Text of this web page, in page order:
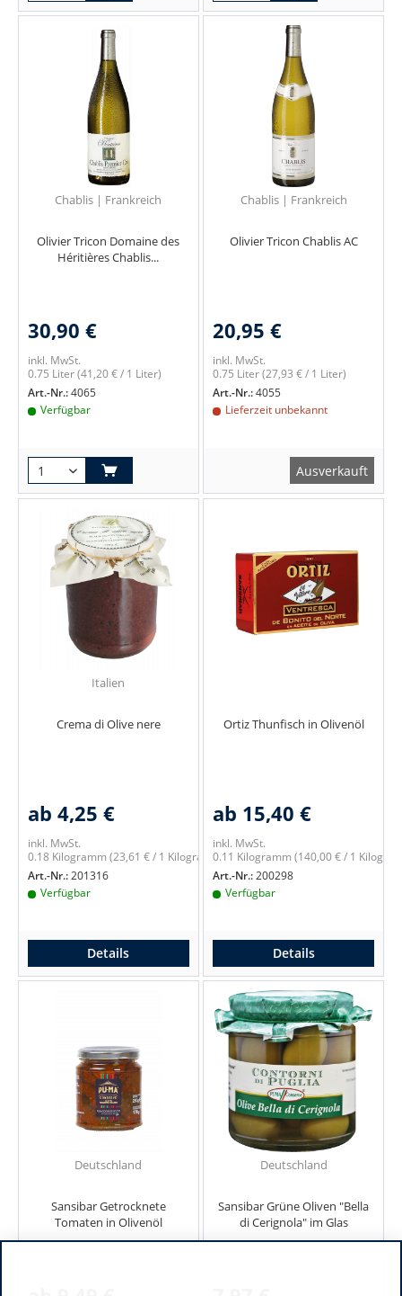
Chablis | Frankreich
Olivier Tricon Domaine des
Héritières Chablis...
30,90 €
inkl. MwSt.
0.75 Liter(41,20 € / 1 Liter)
Art.-Nr.:4065
Verfügbar
Chablis | Frankreich
Olivier Tricon Chablis AC
20,95 €
inkl. MwSt.
0.75 Liter(27,93 € / 1 Liter)
Art.-Nr.:4055
Lieferzeit unbekannt
Ausverkauft
Italien
Crema di Olive nere
ab 4,25 €
inkl. MwSt.
0.18 Kilogramm(23,61 € / 1 Kilogramm)
Art.-Nr.:201316
Verfügbar
Details
Ortiz Thunfisch in Olivenöl
ab 15,40 €
inkl. MwSt.
0.11 Kilogramm(140,00 € / 1
Art.-Nr.:200298
Verfügbar
Details
Deutschland
Sansibar Getrocknete
Tomaten in Olivenöl
Deutschland
Sansibar Grüne Oliven "Bella
di Cerignola" im Glas